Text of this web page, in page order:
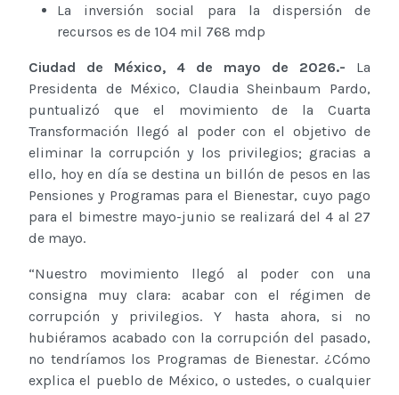
La inversión social para la dispersión de
recursos es de 104 mil 768 mdp
Ciudad de México, 4 de mayo de 2026.- La
Presidenta de México, Claudia Sheinbaum Pardo,
puntualizó que el movimiento de la Cuarta
Transformación llegó al poder con el objetivo de
eliminar la corrupción y los privilegios; gracias a
ello, hoy en día se destina un billón de pesos en las
Pensiones y Programas para el Bienestar, cuyo pago
para el bimestre mayo-junio se realizará del 4 al 27
de mayo.
“Nuestro movimiento llegó al poder con una
consigna muy clara: acabar con el régimen de
corrupción y privilegios. Y hasta ahora, si no
hubiéramos acabado con la corrupción del pasado,
no tendríamos los Programas de Bienestar. ¿Cómo
explica el pueblo de México, o ustedes, o cualquier